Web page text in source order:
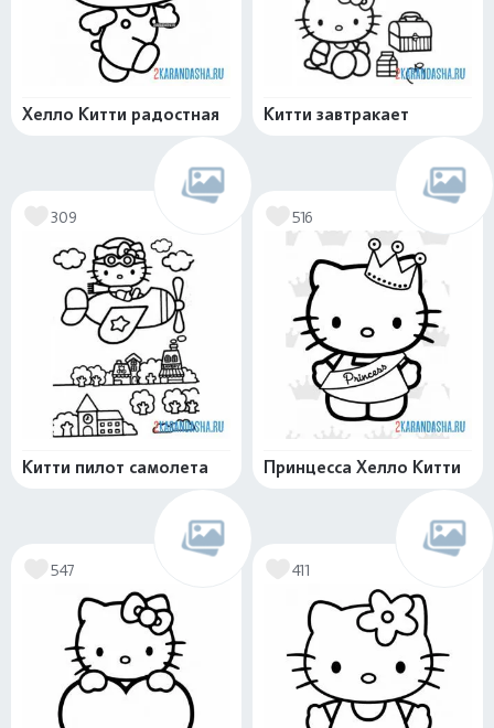
Хелло Китти радостная Китти завтракает
309
Китти пилот самолета
516
Принцесса Хелло Китти
547 411